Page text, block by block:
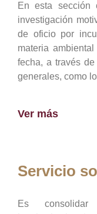
En esta sección
investigación
de oficio por
materia
fecha, a través
generales, como
Ver más
Servicio
Es